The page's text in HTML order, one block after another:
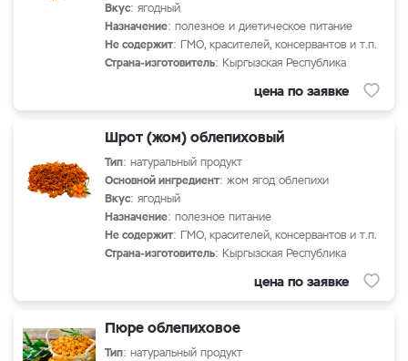
Вкус: ягодный
Назначение: полезное и диетическое питание
Не содержит: ГМО, красителей, консервантов и т.п.
Страна-изготовитель: Кыргызская Республика
цена по заявке
Шрот (жом) облепиховый
Тип: натуральный продукт
Основной ингредиент: жом ягод облепихи
Вкус: ягодный
Назначение: полезное питание
Не содержит: ГМО, красителей, консервантов и т.п.
Страна-изготовитель: Кыргызская Республика
цена по заявке
Пюре облепиховое
Тип: натуральный продукт